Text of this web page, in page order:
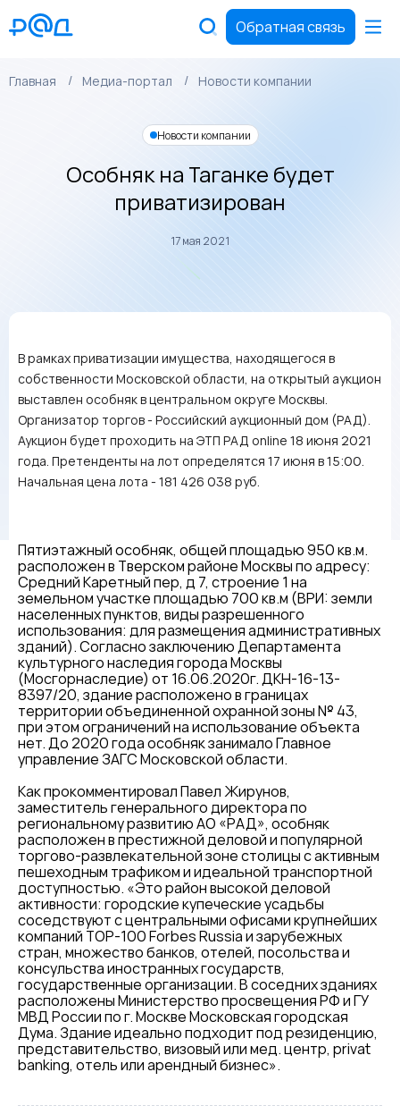
Обратная связь
Главная Медиа-портал Новости компании
Новости компании
Особняк на Таганке будет
приватизирован
17 мая 2021
В рамках приватизации имущества, находящегося в
собственности Московской области, на открытый аукцион
выставлен особняк в центральном округе Москвы.
Организатор торгов - Российский аукционный дом (РАД).
Аукцион будет проходить на ЭТП РАД online 18 июня 2021
года. Претенденты на лот определятся 17 июня в 15:00.
Начальная цена лота - 181 426 038 руб.
Пятиэтажный особняк, общей площадью 950 кв.м.
расположен в Тверском районе Москвы по адресу:
Средний Каретный пер, д 7, строение 1 на
земельном участке площадью 700 кв.м (ВРИ: земли
населенных пунктов, виды разрешенного
использования: для размещения административных
зданий). Согласно заключению Департамента
культурного наследия города Москвы
(Мосгорнаследие) от 16.06.2020г. ДКН-16-13-
8397/20, здание расположено в границах
территории объединенной охранной зоны № 43,
при этом ограничений на использование объекта
нет. До 2020 года особняк занимало Главное
управление ЗАГС Московской области.
Как прокомментировал Павел Жирунов,
заместитель генерального директора по
региональному развитию АО «РАД», особняк
расположен в престижной деловой и популярной
торгово-развлекательной зоне столицы с активным
пешеходным трафиком и идеальной транспортной
доступностью. «Это район высокой деловой
активности: городские купеческие усадьбы
соседствуют с центральными офисами крупнейших
компаний TOP-100 Forbes Russia и зарубежных
стран, множество банков, отелей, посольства и
консульства иностранных государств,
государственные организации. В соседних зданиях
расположены Министерство просвещения РФ и ГУ
МВД России по г. Москве Московская городская
Дума. Здание идеально подходит под резиденцию,
представительство, визовый или мед. центр, privat
banking, отель или арендный бизнес».